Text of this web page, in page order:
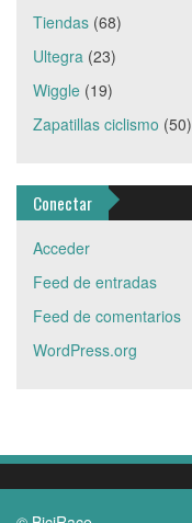
Tiendas (68)
Ultegra (23)
Wiggle (19)
Zapatillas ciclismo (50)
Conectar
Acceder
Feed de entradas
Feed de comentarios
WordPress.org